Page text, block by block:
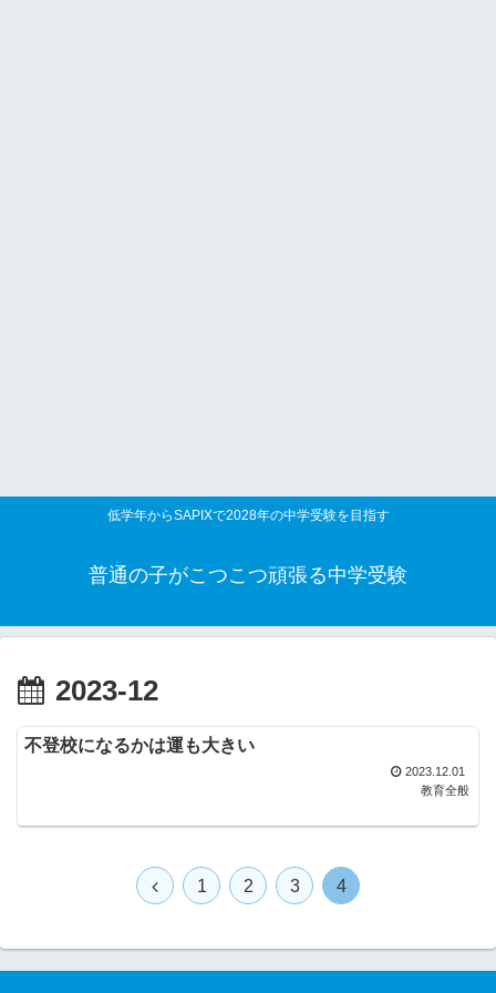
低学年からSAPIXで2028年の中学受験を目指す
普通の子がこつこつ頑張る中学受験
2023-12
不登校になるかは運も大きい
2023.12.01
教育全般
1 2 3 4